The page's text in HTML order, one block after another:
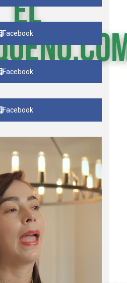
Facebook
Facebook
Facebook